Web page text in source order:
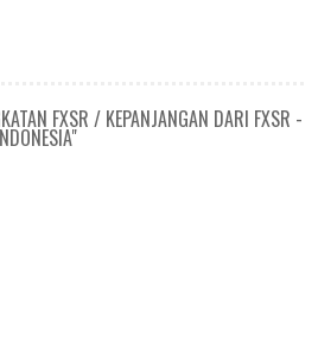
FXSR / KEPANJANGAN DARI FXSR -